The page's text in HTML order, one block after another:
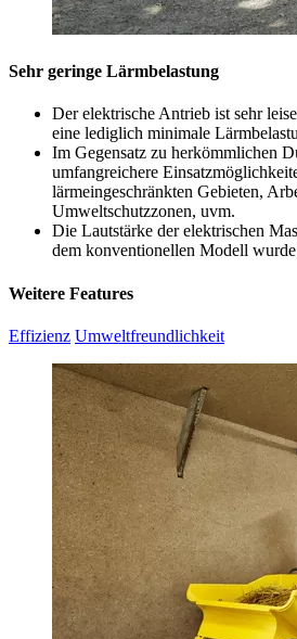
Sehr geringe Lärmbelastung
Der elektrische Antrieb ist sehr
eine lediglich minimale
Im Gegensatz zu herkömmlichen
umfangreichere
lärmeingeschränkten Gebieten,
Umweltschutzzonen, uvm.
Die Lautstärke der elektrischen
dem konventionellen Modell
Weitere Features
Effizienz Umweltfreundlichkeit